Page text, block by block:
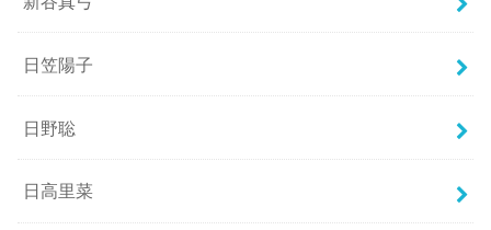
日笠陽子
日野聡
日高里菜